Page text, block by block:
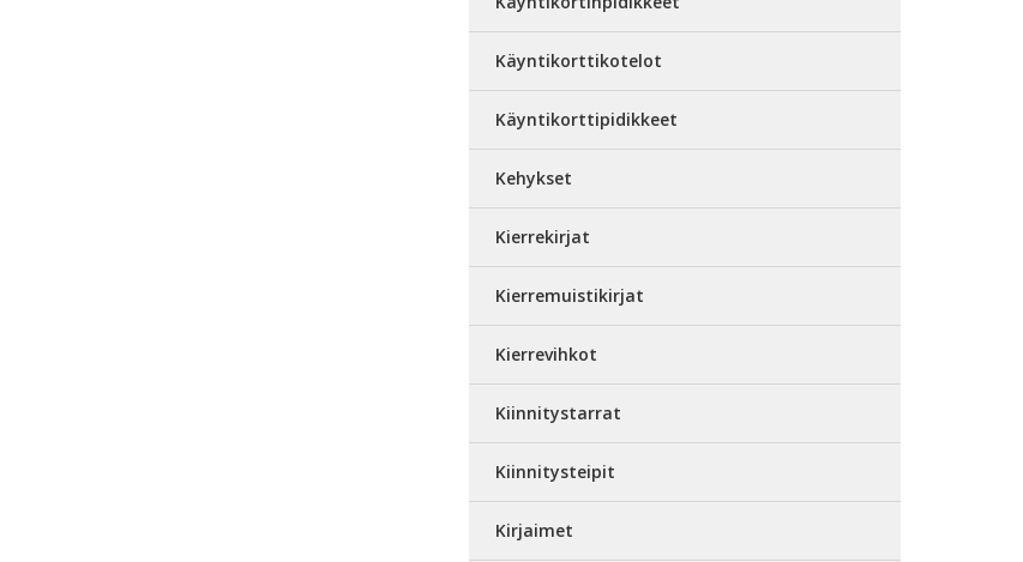
Käyntikorttikotelot
Käyntikorttipidikkeet
Kehykset
Kierrekirjat
Kierremuistikirjat
Kierrevihkot
Kiinnitystarrat
Kiinnitysteipit
Kirjaimet